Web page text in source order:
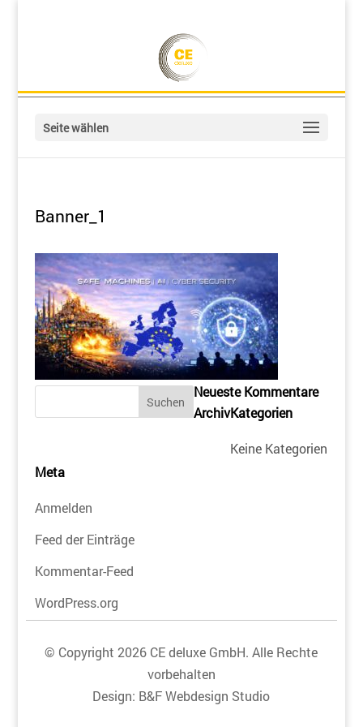
Seite wählen
Banner_1
Neueste Kommentare
ArchivKategorien
Keine Kategorien
Meta
Anmelden
Feed der Einträge
Kommentar-Feed
WordPress.org
© Copyright 2026 CE deluxe GmbH. Alle Rechte
vorbehalten
Design: B&F Webdesign Studio